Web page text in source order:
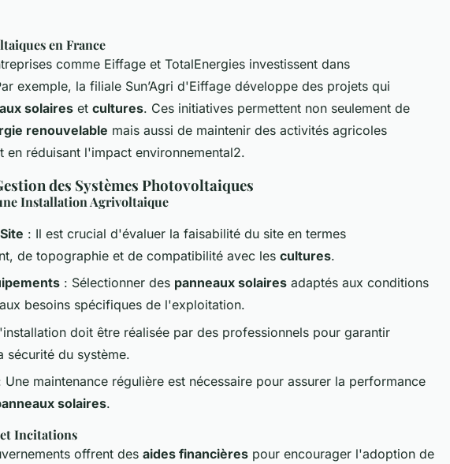
en France
comme Eiffage et TotalEnergies investissent dans
exemple, la filiale Sun’Agri d'Eiffage développe des projets qui
solaires et cultures. Ces initiatives permettent non seulement de
renouvelable mais aussi de maintenir des activités agricoles
en réduisant l'impact environnemental2.
des Systèmes Photovoltaiques
Installation Agrivoltaique
: Il est crucial d'évaluer la faisabilité du site en termes
de topographie et de compatibilité avec les cultures.
: Sélectionner des panneaux solaires adaptés aux conditions
besoins spécifiques de l'exploitation.
doit être réalisée par des professionnels pour garantir
sécurité du système.
Une maintenance régulière est nécessaire pour assurer la performance
solaires.
Incitations
offrent des aides financières pour encourager l'adoption de